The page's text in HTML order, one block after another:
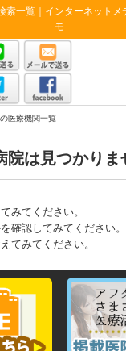
索一覧｜インターネット
モ
医療機関一覧
は見つかりま
みてください。
確認してみてください。
てみてください。